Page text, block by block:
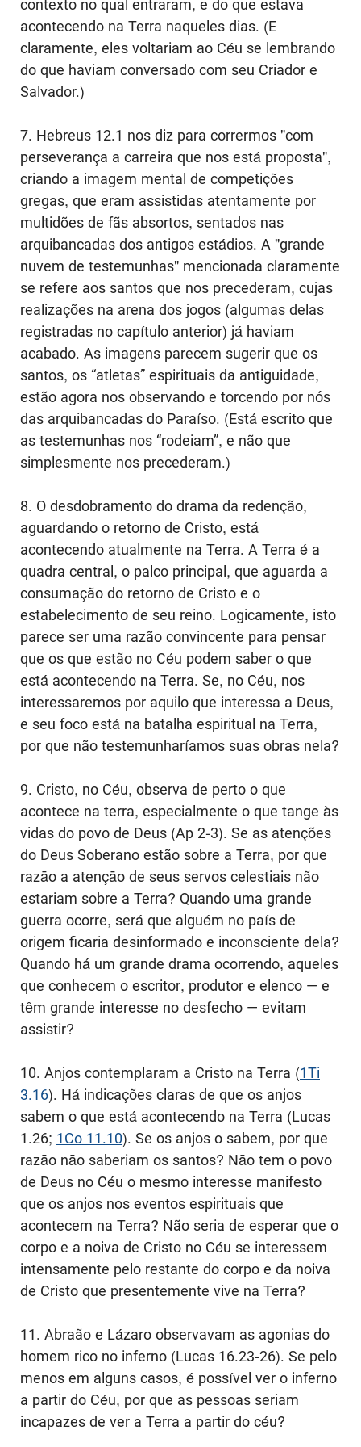
contexto no qual entraram, e do que estava
acontecendo na Terra naqueles dias. (E
claramente, eles voltariam ao Céu se lembrando
do que haviam conversado com seu Criador e
Salvador.)
7. Hebreus 12.1 nos diz para corrermos "com
perseverança a carreira que nos está proposta",
criando a imagem mental de competições
gregas, que eram assistidas atentamente por
multidões de fãs absortos, sentados nas
arquibancadas dos antigos estádios. A "grande
nuvem de testemunhas" mencionada claramente
se refere aos santos que nos precederam, cujas
realizações na arena dos jogos (algumas delas
registradas no capítulo anterior) já haviam
acabado. As imagens parecem sugerir que os
santos, os “atletas” espirituais da antiguidade,
estão agora nos observando e torcendo por nós
das arquibancadas do Paraíso. (Está escrito que
as testemunhas nos “rodeiam”, e não que
simplesmente nos precederam.)
8. O desdobramento do drama da redenção,
aguardando o retorno de Cristo, está
acontecendo atualmente na Terra. A Terra é a
quadra central, o palco principal, que aguarda a
consumação do retorno de Cristo e o
estabelecimento de seu reino. Logicamente, isto
parece ser uma razão convincente para pensar
que os que estão no Céu podem saber o que
está acontecendo na Terra. Se, no Céu, nos
interessaremos por aquilo que interessa a Deus,
e seu foco está na batalha espiritual na Terra,
por que não testemunharíamos suas obras nela?
9. Cristo, no Céu, observa de perto o que
acontece na terra, especialmente o que tange às
vidas do povo de Deus (Ap 2-3). Se as atenções
do Deus Soberano estão sobre a Terra, por que
razāo a atençāo de seus servos celestiais não
estariam sobre a Terra? Quando uma grande
guerra ocorre, será que alguém no país de
origem ficaria desinformado e inconsciente dela?
Quando há um grande drama ocorrendo, aqueles
que conhecem o escritor, produtor e elenco — e
têm grande interesse no desfecho — evitam
assistir?
10. Anjos contemplaram a Cristo na Terra (1Ti
3.16). Há indicações claras de que os anjos
sabem o que está acontecendo na Terra (Lucas
1.26; 1Co 11.10). Se os anjos o sabem, por que
razāo nāo saberiam os santos? Nāo tem o povo
de Deus no Céu o mesmo interesse manifesto
que os anjos nos eventos espirituais que
acontecem na Terra? Não seria de esperar que o
corpo e a noiva de Cristo no Céu se interessem
intensamente pelo restante do corpo e da noiva
de Cristo que presentemente vive na Terra?
11. Abraão e Lázaro observavam as agonias do
homem rico no inferno (Lucas 16.23-26). Se pelo
menos em alguns casos, é possível ver o inferno
a partir do Céu, por que as pessoas seriam
incapazes de ver a Terra a partir do céu?